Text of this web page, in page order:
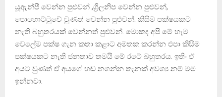
යූඇන්පී වෙන්න පුළුවන් ,ශ්‍රීලනිප වෙන්න පුළුවන්,
පොහොට්ටුවේ වුණත් වෙන්න පුළුවන්. කිසිම පක්ෂයකට
නැති බහුතරයක් වෙන්නත් පුළුවන්. මොකද අපි මේ හැම
වෙලේම පක්ෂ ගැන කතා කළාට අමතක කරන්න එපා කිසිම
පක්ෂයකට නැති ජනතාව තමයි මේ රටේ බහුතරය. ඉතිං ඒ
අයට වුණත් ඒ අයගේ හඬ නගන්න තැනක් අවශ්‍ය නම් මම
ඉන්නවා.